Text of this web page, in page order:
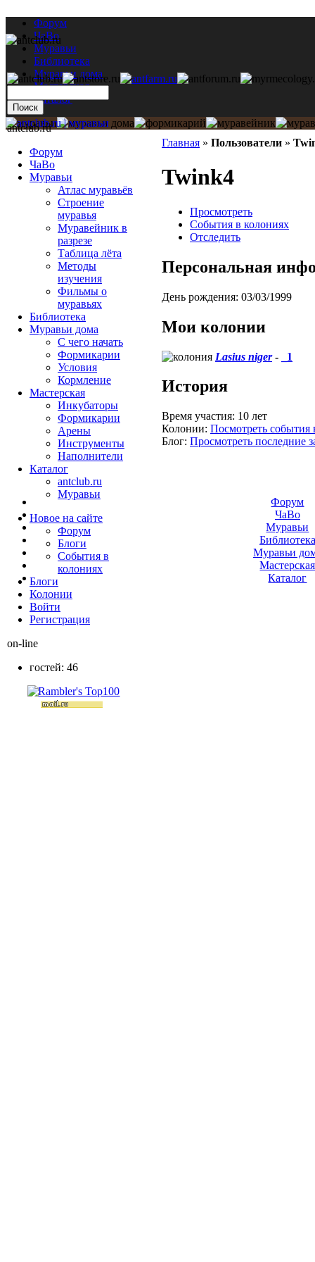
Форум
ЧаВо
Муравьи
Библиотека
Муравьи дома
Мастерская
Каталог
Главная » Пользователи »
Twink4
Просмотреть
События в колониях
Отследить
Персональная
День рождения: 03/03/1999
Мои колонии
Lasius niger- _1
История
Время участия: 10 лет
Колонии: Посмотреть события
Блог: Просмотреть последние
antclub.ru
Форум
ЧаВо
Муравьи
Атлас муравьёв
Строение
муравья
Муравейник в
разрезе
Таблица лёта
Методы
изучения
Фильмы о
муравьях
Библиотека
Муравьи дома
С чего начать
Формикарии
Условия
Кормление
Мастерская
Инкубаторы
Формикарии
Арены
Инструменты
Наполнители
Каталог
antclub.ru
Муравьи
Новое на сайте
Форум
Блоги
События в
колониях
Блоги
Колонии
Войти
Peгиcтpaция
on-line
гостей: 46
Форум
ЧаВо
Муравьи
Библиотека
Муравьи
Мастерская
Каталог